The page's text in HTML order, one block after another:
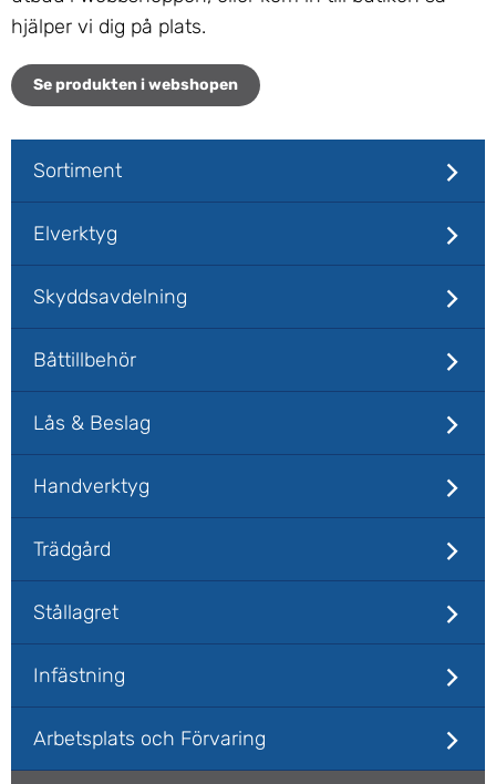
hjälper vi dig på plats.
Se produkten i webshopen
Sortiment
Elverktyg
Skyddsavdelning
Båttillbehör
Lås & Beslag
Handverktyg
Trädgård
Stållagret
Infästning
Arbetsplats och Förvaring